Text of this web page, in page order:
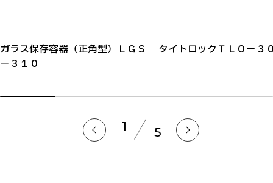
ガラス保存容器（正角型）ＬＧＳ
－３１０
タイトロックＴＬＯ－３
1 5